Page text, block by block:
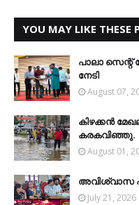
YOU MAY LIKE THESE
പാലാ സെന്റ്
നേടി
August 07,
കിഴക്കന്‍
കരകവിഞ്ഞു.
August 01,
അവിശ്വാസ
July 21, 2026